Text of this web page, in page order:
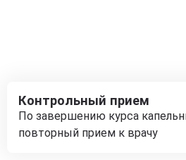
Контрольный прием
По завершению курса
повторный прием к врачу